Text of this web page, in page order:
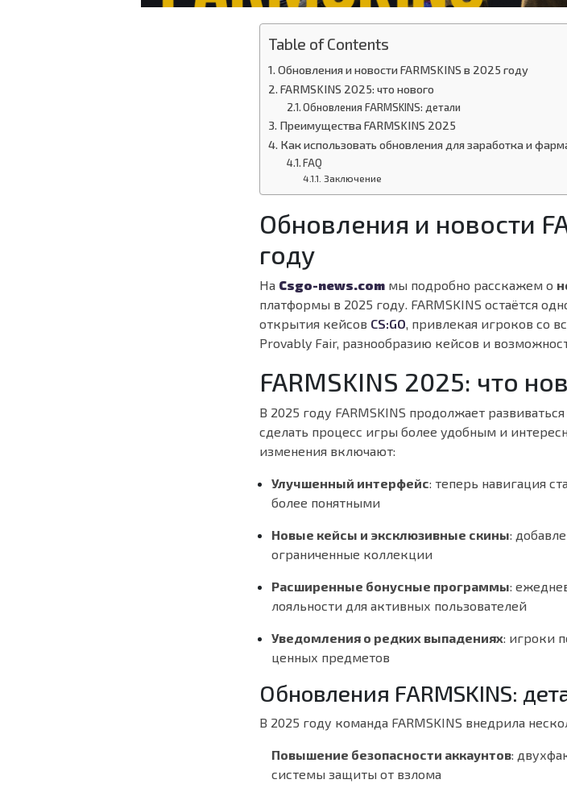
Table of Contents
Обновления и новости FARMSKINS в 2025 году
FARMSKINS 2025: что нового
Обновления FARMSKINS: детали
Преимущества FARMSKINS 2025
Как использовать обновления для заработка и
FAQ
Заключение
Обновления и новости
году
На Csgo-news.com мы подробно расскажем о
платформы в 2025 году. FARMSKINS остаётся
открытия кейсов CS:GO , привлекая игроков со
Provably Fair, разнообразию кейсов и
FARMSKINS 2025: что
В 2025 году FARMSKINS продолжает
сделать процесс игры более удобным и
изменения включают:
Улучшенный интерфейс: теперь навигация
более понятными
Новые кейсы и эксклюзивные скины:
ограниченные коллекции
Расширенные бонусные программы:
лояльности для активных пользователей
Уведомления о редких выпадениях: игроки
ценных предметов
Обновления FARMSKINS:
В 2025 году команда FARMSKINS внедрила
Повышение безопасности аккаунтов:
системы защиты от взлома